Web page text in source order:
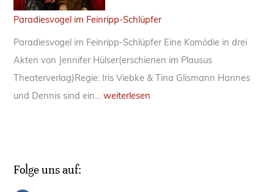
Paradiesvogel im Feinripp-Schlüpfer
Paradiesvogel im Feinripp-Schlüpfer Eine Komödie in drei
Akten von Jennifer Hülser(erschienen im Plausus
Theaterverlag)Regie: Iris Viebke & Tina Glismann Hannes
und Dennis sind ein…P
weiterlesen
Folge uns auf: